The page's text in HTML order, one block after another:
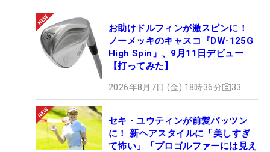
お助けドルフィンが激スピンに！
ノーメッキのキャスコ『DW-125G
High Spin』、9月11日デビュー
【打ってみた】
2026年8月7日 (金) 18時36分 33
セキ・ユウティンが前髪パッツン
に！ 新ヘアスタイルに「美しすぎ
て怖い」「プロゴルファーには見え